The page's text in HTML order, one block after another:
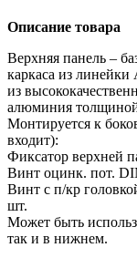
Описание товара
Верхняя панель –
каркаса из линейки
из
алюминия
Монтируется к
входит):
Фиксатор верхней
Винт оцинк. пот.
Винт с п/кр
шт.
Может быть
так и в нижнем.